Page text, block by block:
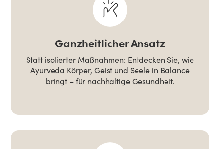
Ganzheitlicher Ansatz
Statt isolierter Maßnahmen: Entdecken Sie, wie
Ayurveda Körper, Geist und Seele in Balance
bringt – für nachhaltige Gesundheit.